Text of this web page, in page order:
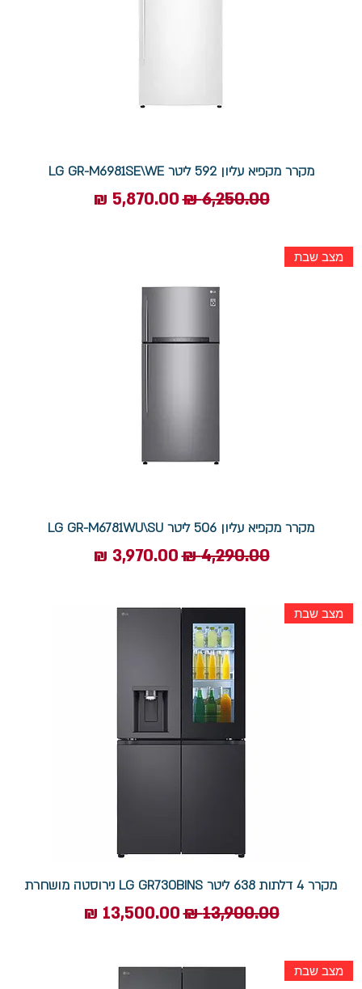
מקרר מקפיא עליון 592 ליטר LG GR-M6981SE\WE
מחיר רגיל‏6,250.00 ‏₪ מחיר מבצע
מצב שבת
מקרר מקפיא עליון 506 ליטר LG GR-M6781WU\SU
מחיר רגיל‏4,290.00 ‏₪ מחיר מבצע
מצב שבת
מקרר 4 דלתות 638 ליטר LG GR730BINS נירוסטה מושחרת
מחיר רגיל‏13,900.00 ‏₪ מחיר מבצע
מצב שבת